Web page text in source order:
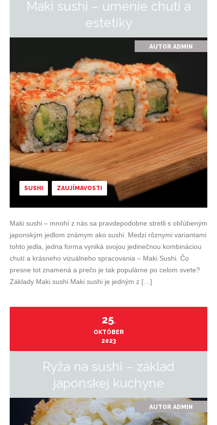
Maki sushi – umenie chuti a
estetiky
AUTOR ADMIN
SUSHI ZAUJÍMAVOSTI
Maki sushi – mnohí z nás sa pravdepodobne stretli s obľúbeným
japonským jedlom známym ako sushi. Medzi rôznymi variantami
tohto jedla, jedna forma vyniká svojou jedinečnou kombináciou
chutí a krásneho vizuálneho spracovania – Maki Sushi. Čo
presne tot znamená a prečo je tak populárne po celom svete?
Základy Maki sushi Maki sushi je jedným z […]
25.
OKTÓBER
2023
Ryža na sushi – základ
japonskej kuchyne
AUTOR ADMIN